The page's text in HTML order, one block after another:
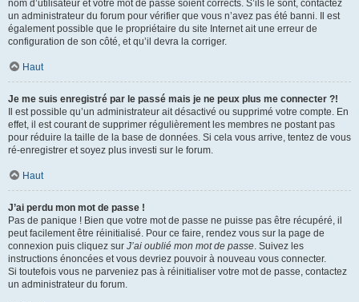
nom d’utilisateur et votre mot de passe soient corrects. S’ils le sont, contactez
un administrateur du forum pour vérifier que vous n’avez pas été banni. Il est
également possible que le propriétaire du site Internet ait une erreur de
configuration de son côté, et qu’il devra la corriger.
Haut
Je me suis enregistré par le passé mais je ne peux plus me connecter ?!
Il est possible qu’un administrateur ait désactivé ou supprimé votre compte. En
effet, il est courant de supprimer régulièrement les membres ne postant pas
pour réduire la taille de la base de données. Si cela vous arrive, tentez de vous
ré-enregistrer et soyez plus investi sur le forum.
Haut
J’ai perdu mon mot de passe !
Pas de panique ! Bien que votre mot de passe ne puisse pas être récupéré, il
peut facilement être réinitialisé. Pour ce faire, rendez vous sur la page de
connexion puis cliquez sur J’ai oublié mon mot de passe. Suivez les
instructions énoncées et vous devriez pouvoir à nouveau vous connecter.
Si toutefois vous ne parveniez pas à réinitialiser votre mot de passe, contactez
un administrateur du forum.